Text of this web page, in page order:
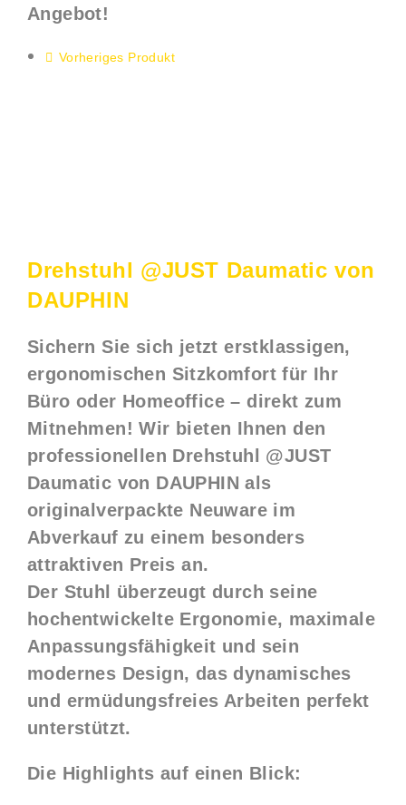
Angebot!
Vorheriges Produkt
Drehstuhl @JUST Daumatic von
DAUPHIN
Sichern Sie sich jetzt erstklassigen,
ergonomischen Sitzkomfort für Ihr
Büro oder Homeoffice – direkt zum
Mitnehmen! Wir bieten Ihnen den
professionellen Drehstuhl @JUST
Daumatic von DAUPHIN als
originalverpackte Neuware im
Abverkauf zu einem besonders
attraktiven Preis an.
Der Stuhl überzeugt durch seine
hochentwickelte Ergonomie, maximale
Anpassungsfähigkeit und sein
modernes Design, das dynamisches
und ermüdungsfreies Arbeiten perfekt
unterstützt.
Die Highlights auf einen Blick: